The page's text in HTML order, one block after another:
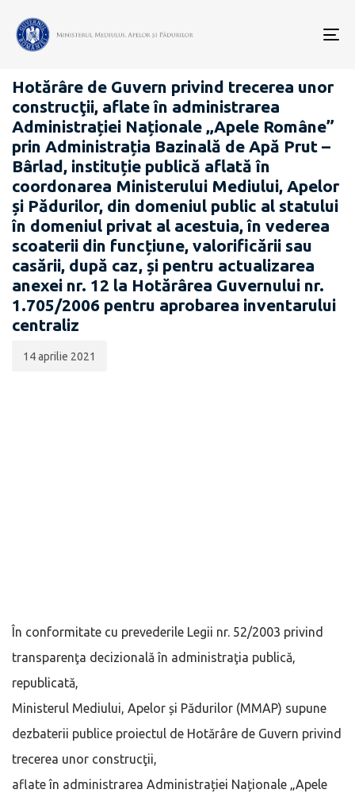
PROIECTE ACTE NORMATIVE
Hotărâre de Guvern privind trecerea unor
construcţii, aflate în administrarea
Administrației Naționale „Apele Române”
prin Administrația Bazinală de Apă Prut –
Bârlad, instituție publică aflată în
coordonarea Ministerului Mediului, Apelor
și Pădurilor, din domeniul public al statului
în domeniul privat al acestuia, în vederea
scoaterii din funcțiune, valorificării sau
casării, după caz, și pentru actualizarea
anexei nr. 12 la Hotărârea Guvernului nr.
1.705/2006 pentru aprobarea inventarului
centraliz
publicării:
14 aprilie 2021
În conformitate cu prevederile Legii nr. 52/2003 privind
transparenţa decizională în administraţia publică,
republicată,
Ministerul Mediului, Apelor și Pădurilor (MMAP) supune
dezbaterii publice proiectul de Hotărâre de Guvern privind
trecerea unor construcţii,
aflate în administrarea Administrației Naționale „Apele